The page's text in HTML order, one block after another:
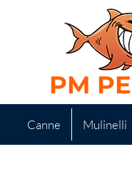
PM
Canne Mulinelli